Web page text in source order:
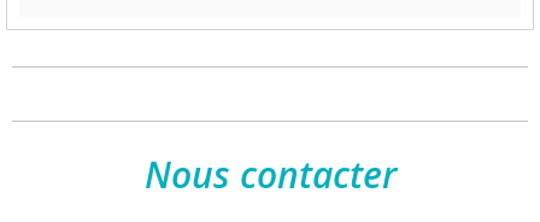
Nous contacter